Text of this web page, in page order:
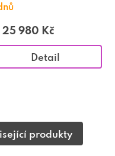
25 980 Kč
Detail
produkty